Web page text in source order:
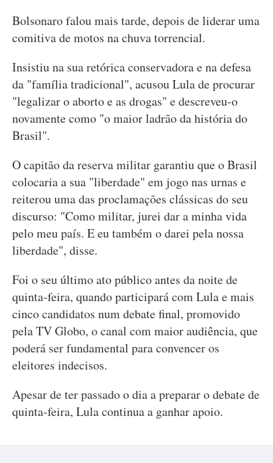
Bolsonaro falou mais tarde, depois de liderar uma
comitiva de motos na chuva torrencial.
Insistiu na sua retórica conservadora e na defesa
da "família tradicional", acusou Lula de procurar
"legalizar o aborto e as drogas" e descreveu-o
novamente como "o maior ladrão da história do
Brasil".
O capitão da reserva militar garantiu que o Brasil
colocaria a sua "liberdade" em jogo nas urnas e
reiterou uma das proclamações clássicas do seu
discurso: "Como militar, jurei dar a minha vida
pelo meu país. E eu também o darei pela nossa
liberdade", disse.
Foi o seu último ato público antes da noite de
quinta-feira, quando participará com Lula e mais
cinco candidatos num debate final, promovido
pela TV Globo, o canal com maior audiência, que
poderá ser fundamental para convencer os
eleitores indecisos.
Apesar de ter passado o dia a preparar o debate de
quinta-feira, Lula continua a ganhar apoio.